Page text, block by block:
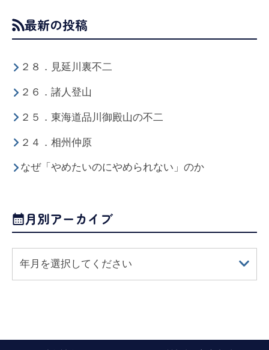
最新の投稿
２８．見延川裏不二
２６．諸人登山
２５．東海道品川御殿山の不二
２４．相州仲原
なぜ「やめたいのにやめられない」のか
月別アーカイブ
年月を選択してください